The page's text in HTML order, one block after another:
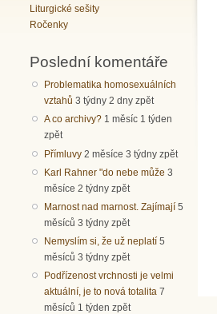
Liturgické sešity
Ročenky
Poslední komentáře
Problematika homosexuálních
vztahů 3 týdny 2 dny zpět
A co archivy? 1 měsíc 1 týden
zpět
Přímluvy 2 měsíce 3 týdny zpět
Karl Rahner "do nebe může 3
měsíce 2 týdny zpět
Marnost nad marnost. Zajímají 5
měsíců 3 týdny zpět
Nemyslím si, že už neplatí 5
měsíců 3 týdny zpět
Podřízenost vrchnosti je velmi
aktuální, je to nová totalita 7
měsíců 1 týden zpět